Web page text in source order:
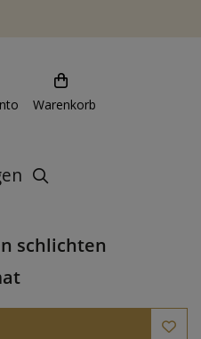
Warenkorb
schlichten